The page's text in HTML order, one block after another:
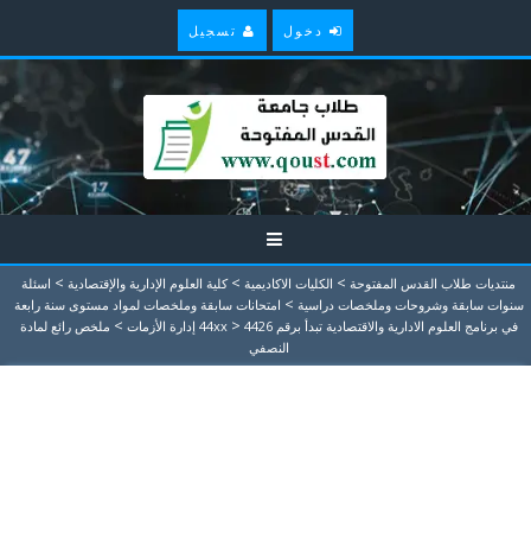
دخول تسجيل
منتديات طلاب القدس المفتوحة > الكليات الاكاديمية > كلية العلوم الإدارية والإقتصادية > اسئلة
سنوات سابقة وشروحات وملخصات دراسية > امتحانات سابقة وملخصات لمواد مستوى سنة رابعة
في برنامج العلوم الادارية والاقتصادية تبدأ برقم 44xx
> 4426 إدارة الأزمات > ملخص رائع لمادة
النصفي